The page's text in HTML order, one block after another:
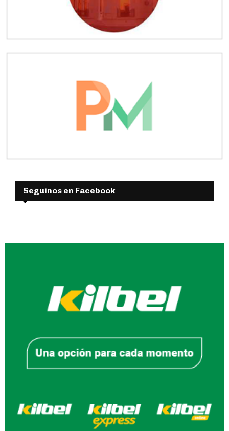
Seguinos en Facebook